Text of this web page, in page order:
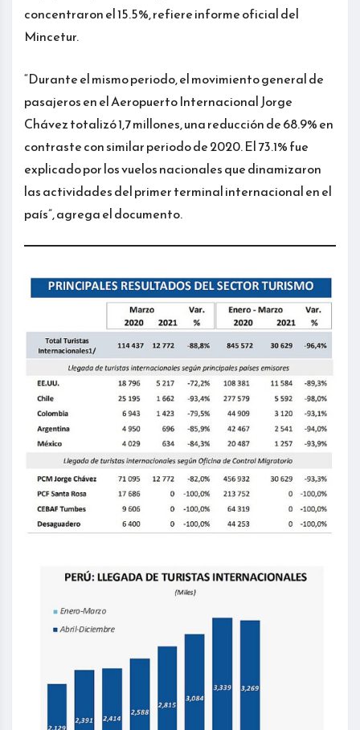
concentraron el 15.5%, refiere informe oficial del
Mincetur.
“Durante el mismo periodo, el movimiento general de
pasajeros en el Aeropuerto Internacional Jorge
Chávez totalizó 1,7 millones, una reducción de 68.9% en
contraste con similar periodo de 2020. El 73.1% fue
explicado por los vuelos nacionales que dinamizaron
las actividades del primer terminal internacional en el
país”, agrega el documento.